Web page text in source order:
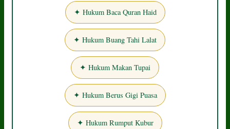
✦ Hukum Baca Quran Haid
✦ Hukum Buang Tahi Lalat
✦ Hukum Makan Tupai
✦ Hukum Berus Gigi Puasa
✦ Hukum Rumput Kubur